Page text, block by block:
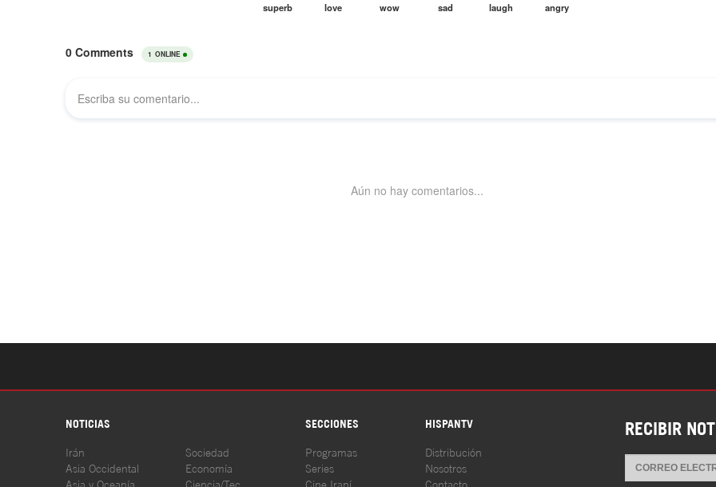
NOTICIAS SECCIONES HISPANTV
Irán
Asia Occidental
Asia y Oceanía
Sociedad
Economía
Ciencia/Tec
Programas
Series
Cine Iraní
Distribución
Nosotros
Contacto
RECIBIR